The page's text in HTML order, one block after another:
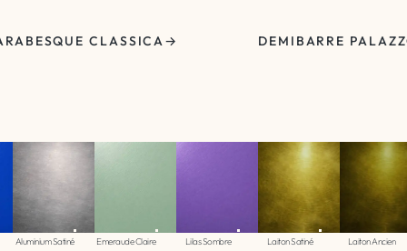
CLASSICA DEMIBARRE
Aluminium Satiné Emeraude Claire Lilas Sombre Laiton Satiné Laiton Ancien